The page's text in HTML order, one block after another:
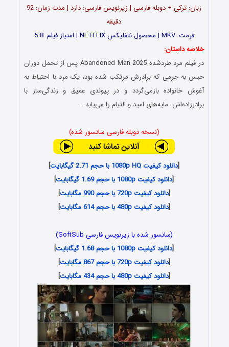
زبان: ترکی + دوبله فارسی | زیرنویس فارسی: دارد | مدت‌ زمان: 92
دقیقه
فرمت: MKV | محصول نتفلیکس NETFLIX | امتیاز فیلم: 5.8
خلاصه داستان:
در فیلم مرد طردشده Abandoned Man 2025 پس از تحمل دوران
حبس به جرمی که برادرش مرتکب شده بود، یک مرد با احتیاط به
آغوش خانواده بازمی‌گردد و در پیوندی عمیق و زندگی‌ساز با
برادرزاده‌اش، مایه‌های امید و التیام را می‌یابد…
(نسخه دوبله فارسی سانسور شده)
[دانلود کیفیت 1080p HQ با حجم 2.71 گیگابایت
]
[دانلود کیفیت 1080p با حجم 1.69 گیگابایت
]
[دانلود کیفیت 720p با حجم 990 مگابایت
]
[دانلود کیفیت 480p با حجم 614 مگابایت ]
(سانسور شده با زیرنویس فارسی SoftSub)
[دانلود کیفیت 1080p با حجم 1.68 گیگابایت
]
[دانلود کیفیت 720p با حجم 867 مگابایت
]
[دانلود کیفیت 480p با حجم 434 مگابایت ]